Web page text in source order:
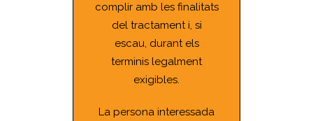
complir amb les finalitats
del tractament i, si
escau, durant els
terminis legalment
exigibles.
La persona interessada